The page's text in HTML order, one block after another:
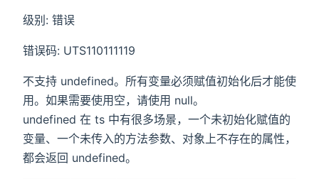
级别: 错误
错误码: UTS110111119
不支持 undefined。所有变量必须赋值初始化后才能使
用。如果需要使用空，请使用 null。
undefined 在 ts 中有很多场景，一个未初始化赋值的
变量、一个未传入的方法参数、对象上不存在的属性，
都会返回 undefined。